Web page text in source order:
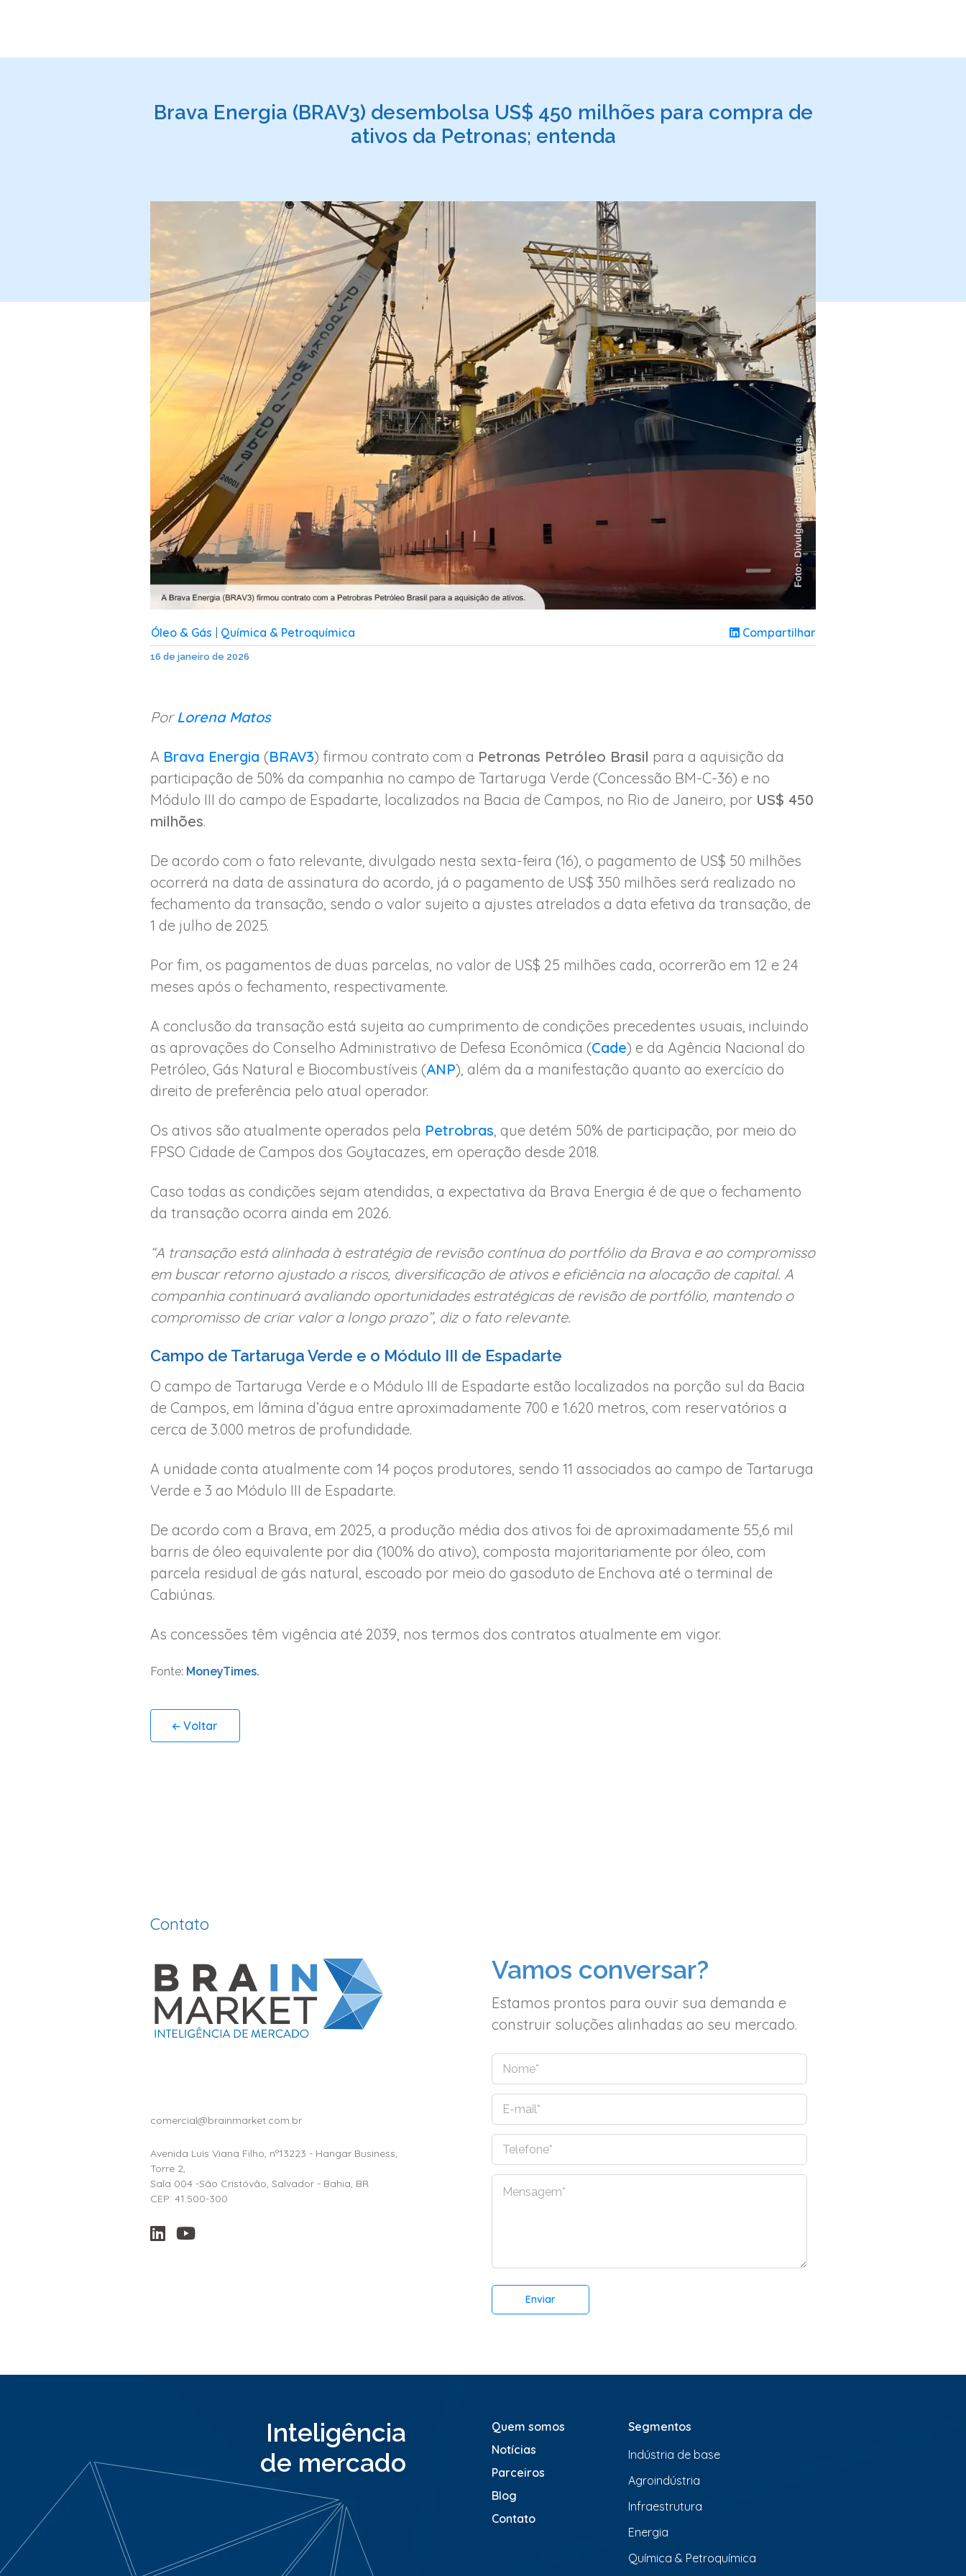
Brava Energia (BRAV3) desembolsa US$ 450 milhões para compra de
ativos da Petronas; entenda
Óleo & Gás Química & Petroquímica Compartilhar
16 de janeiro de 2026
Por Lorena Matos
A Brava Energia (BRAV3) firmou contrato com a Petronas Petróleo Brasil para a aquisição da
participação de 50% da companhia no campo de Tartaruga Verde (Concessão BM-C-36) e no
Módulo III do campo de Espadarte, localizados na Bacia de Campos, no Rio de Janeiro, por US$ 450
milhões.
De acordo com o fato relevante, divulgado nesta sexta-feira (16), o pagamento de US$ 50 milhões
ocorrerá na data de assinatura do acordo, já o pagamento de US$ 350 milhões será realizado no
fechamento da transação, sendo o valor sujeito a ajustes atrelados a data efetiva da transação, de
1 de julho de 2025.
Por fim, os pagamentos de duas parcelas, no valor de US$ 25 milhões cada, ocorrerão em 12 e 24
meses após o fechamento, respectivamente.
A conclusão da transação está sujeita ao cumprimento de condições precedentes usuais, incluindo
as aprovações do Conselho Administrativo de Defesa Econômica (Cade) e da Agência Nacional do
Petróleo, Gás Natural e Biocombustíveis (ANP), além da a manifestação quanto ao exercício do
direito de preferência pelo atual operador.
Os ativos são atualmente operados pela Petrobras , que detém 50% de participação, por meio do
FPSO Cidade de Campos dos Goytacazes, em operação desde 2018.
Caso todas as condições sejam atendidas, a expectativa da Brava Energia é de que o fechamento
da transação ocorra ainda em 2026.
“A transação está alinhada à estratégia de revisão contínua do portfólio da Brava e ao compromisso
em buscar retorno ajustado a riscos, diversificação de ativos e eficiência na alocação de capital. A
companhia continuará avaliando oportunidades estratégicas de revisão de portfólio, mantendo o
compromisso de criar valor a longo prazo”, diz o fato relevante.
Campo de Tartaruga Verde e o Módulo III de Espadarte
O campo de Tartaruga Verde e o Módulo III de Espadarte estão localizados na porção sul da Bacia
de Campos, em lâmina d’água entre aproximadamente 700 e 1.620 metros, com reservatórios a
cerca de 3.000 metros de profundidade.
A unidade conta atualmente com 14 poços produtores, sendo 11 associados ao campo de Tartaruga
Verde e 3 ao Módulo III de Espadarte.
De acordo com a Brava, em 2025, a produção média dos ativos foi de aproximadamente 55,6 mil
barris de óleo equivalente por dia (100% do ativo), composta majoritariamente por óleo, com
parcela residual de gás natural, escoado por meio do gasoduto de Enchova até o terminal de
Cabiúnas.
As concessões têm vigência até 2039, nos termos dos contratos atualmente em vigor.
Fonte: MoneyTimes.
Voltar
Contato
comercial@brainmarket.com.br
Avenida Luís Viana Filho, nº13223 - Hangar Business,
Torre 2,
Sala 004 -São Cristóvão, Salvador - Bahia, BR
CEP: 41.500-300
Vamos conversar?
Estamos prontos para ouvir sua demanda e
construir soluções alinhadas ao seu mercado.
o
-
e
*
t
r
o
e
g
m
*
Enviar
Inteligência
de mercado
Quem somos
Notícias
Parceiros
Blog
Contato
Segmentos
Indústria de base
Agroindústria
Infraestrutura
Energia
Química & Petroquímica